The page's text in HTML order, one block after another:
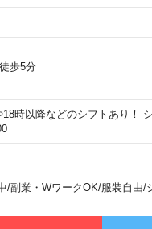
歩5分
18時以降などのシフトあり
/副業・WワークOK/服装自由/